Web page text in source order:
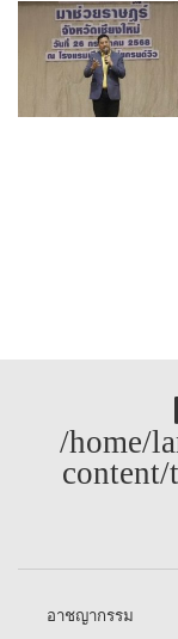
/home/
อาชญากรรม